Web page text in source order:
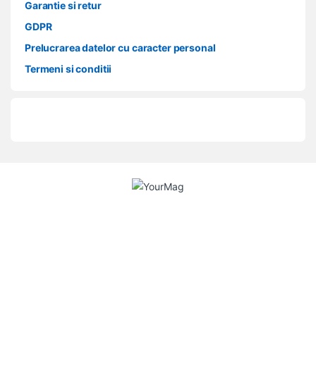
Garantie si retur
GDPR
Prelucrarea datelor cu caracter personal
Termeni si conditii